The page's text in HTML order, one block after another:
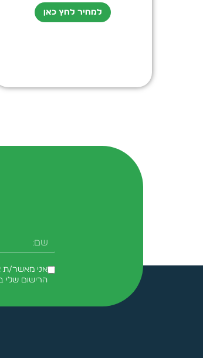
למחיר לחץ כאן
שם
אני מאשר/ת
הרישום שלי